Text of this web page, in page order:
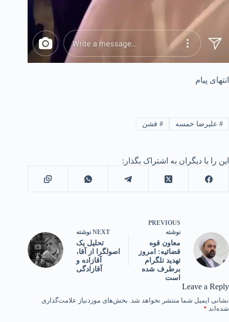
انتهای پیام
#علیرضا خمسه #فشن
این را با دیگران به اشتراک بگذار:
PREVIOUS
نوشته
معاون قوه
قضائیه: امروز
تهدید تلگرام
برطرف شده
است
NEXT نوشته
تحلیل یک
اصولگرا از آقا،
آقازاده و
آقازادگی
Leave a Reply
نشانی ایمیل شما منتشر نخواهد شد. بخش‌های موردنیاز علامت‌گذاری
شده‌اند *